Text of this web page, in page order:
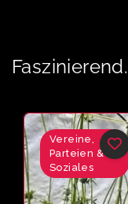
Faszinierend.
Vereine,
Parteien &
Soziales